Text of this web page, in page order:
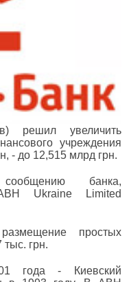
решил увеличить
учреждения
- до 12,515 млрд грн.
банка,
Ukraine Limited
простых
грн.
года - Киевский